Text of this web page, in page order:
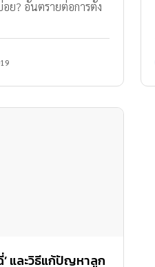
ย? อันตรายต่อการตั้ง
และวิธีแก้ปัญหาลูก